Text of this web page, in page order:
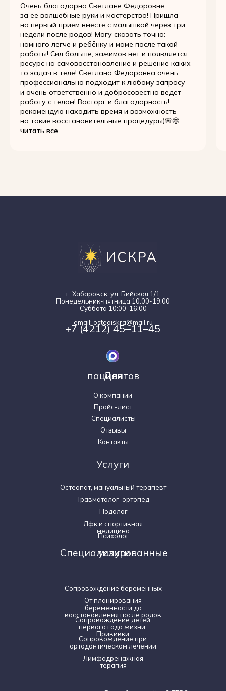
Очень благодарна Светлане Федоровне
за ее волшебные руки и мастерство! Пришла
на первый прием вместе с малышкой через три
недели после родов! Могу сказать точно:
намного легче и ребёнку и маме после такой
работы! Сил больше, зажимов нет и появляется
ресурс на самовосстановление и решение каких
то задач в теле! Светлана Федоровна очень
профессионально подходит к любому запросу
и очень ответственно и добросовестно ведёт
работу с телом! Восторг и благодарность!
рекомендую находить время и возможность
на такие восстановительные процедуры)🌸🤩
читать все
Остеопат, мануальный терапевт
Лфк и спортивная
медицина
Травматолог-ортопед
Психолог
г. Хабаровск, ул. Бийская 1/1
Понедельник-пятница 10:00-19:00
Суббота 10:00-16:00
email: osteoiskra@mail.ru
Подолог
От планирования
беременности до
восстановления после родов
Сопровождение детей
первого года жизни.
Прививки
Сопровождение беременных
Сопровождение при
ортодонтическом лечении
Лимфодренажная
терапия
Услуги
Специализированные услуги
+7 (4212) 45‒11‒45
Для пациентов
О компании
Отзывы
Прайс-лист
Контакты
Специалисты